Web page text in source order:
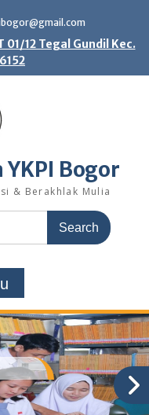
01/12 Tegal Gundil Kec.
Bogor
& Berakhlak Mulia